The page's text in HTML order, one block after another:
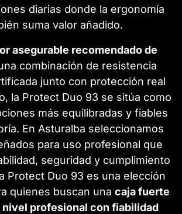
diarias donde la ergonomía
suma valor añadido.
asegurable recomendado de
combinación de resistencia
junto con protección real
la Protect Duo 93 se sitúa como
más equilibradas y fiables
En Asturalba seleccionamos
para uso profesional que
seguridad y cumplimiento
Protect Duo 93 es una elección
quienes buscan una caja fuerte
nivel profesional con fiabilidad